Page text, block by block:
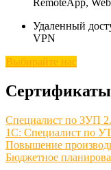
RemoteApp, Web
Удаленный
VPN
Выбирайте нас
Специалист по ЗУП
1С: Специалист по УТ
Повышение
Бюджетное